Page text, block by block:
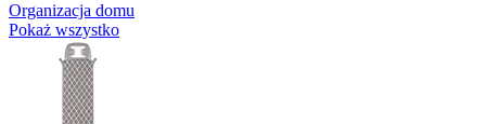
Organizacja domu
Pokaż wszystko